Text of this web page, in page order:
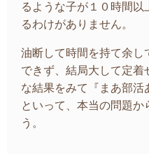
るような子が１０時間
るわけがありません。
油断して時間を持て余し
できず、結局大して定着
な結果をみて『まあ部
といって、本当の問題か
う。